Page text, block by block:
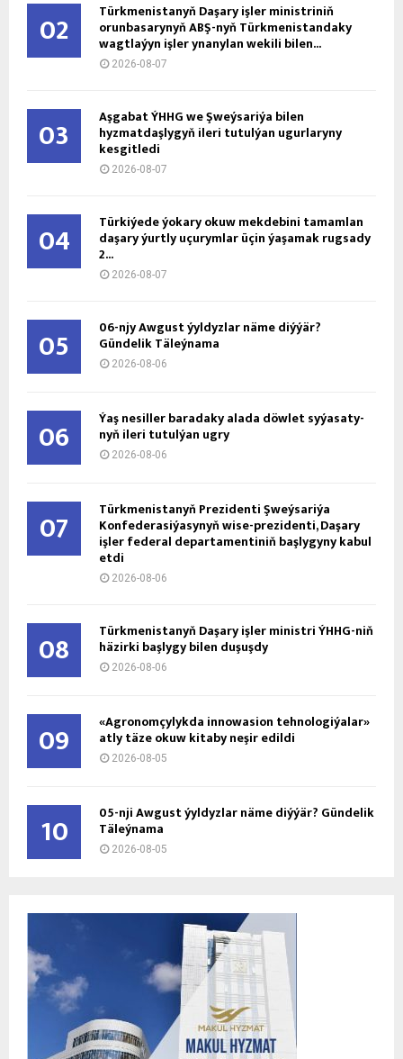
02 Türkmenistanyň Daşary işler ministriniň
orunbasarynyň ABŞ-nyň Türkmenistandaky
wagtlaýyn işler ynanylan wekili bilen...
2026-08-07
03 Aşgabat ÝHHG we Şweýsariýa bilen
hyzmatdaşlygyň ileri tutulýan ugurlaryny
kesgitledi
2026-08-07
04 Türkiýede ýokary okuw mekdebini tamamlan
daşary ýurtly uçurymlar üçin ýaşamak rugsady
2...
2026-08-07
05 06-njy Awgust ýyldyzlar näme diýýär?
Gündelik Täleýnama
2026-08-06
06 Ýaş ne­sil­ler ba­ra­da­ky ala­da döw­let sy­ýa­sa­ty­
nyň ile­ri tu­tul­ýan ug­ry
2026-08-06
07 Türkmenistanyň Prezidenti Şweýsariýa
Konfederasiýasynyň wise-prezidenti, Daşary
işler federal departamentiniň başlygyny kabul
etdi
2026-08-06
08 Türkmenistanyň Daşary işler ministri ÝHHG-niň
häzirki başlygy bilen duşuşdy
2026-08-06
09 «Agronomçylykda innowasion tehnologiýalar»
atly täze okuw kitaby neşir edildi
2026-08-05
10 05-nji Awgust ýyldyzlar näme diýýär? Gündelik
Täleýnama
2026-08-05